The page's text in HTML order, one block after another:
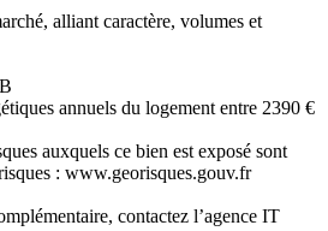
alliant caractère, volumes et
annuels du logement entre 2390 €
auxquels ce bien est exposé sont
: www.georisques.gouv.fr
contactez l’agence IT